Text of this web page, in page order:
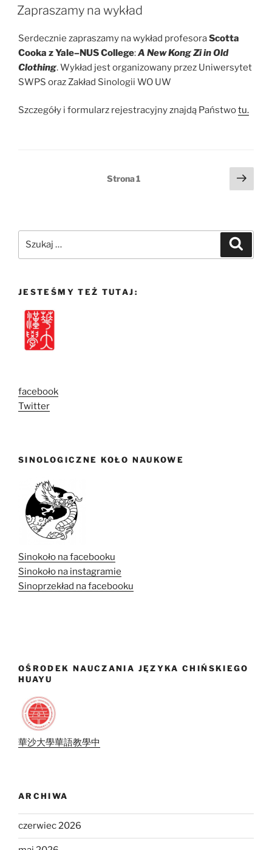
W
Zapraszamy na wykład
Serdecznie zapraszamy na wykład profesoraScotta
Cooka z Yale–NUS College:A New Kong Zi in Old
Clothing. Wykład jest organizowany przez Uniwersytet
SWPS oraz Zakład Sinologii WO UW
Szczegóły i formularz rejestracyjny znajdą Państwotu.
Strona1
JESTEŚMY TEŻ TUTAJ:
facebook
Twitter
SINOLOGICZNE KOŁO NAUKOWE
Sinokoło na facebooku
Sinokoło na instagramie
Sinoprzekład na facebooku
OŚRODEK NAUCZANIA JĘZYKA CHIŃSKIEGO
HUAYU
華沙大學華語教學中
ARCHIWA
czerwiec 2026